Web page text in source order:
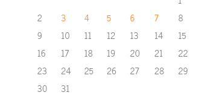
2
3 4 5 6 7
8
9
10 11 12 13 14
15
16
17 18 19 20 21
22
23
24 25 26 27 28
29
30
31